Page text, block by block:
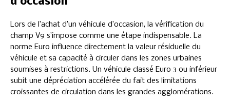
Lors de l’achat d’un véhicule d’occasion, la vérification du
champ V9 s’impose comme une étape indispensable. La
norme Euro influence directement la valeur résiduelle du
véhicule et sa capacité à circuler dans les zones urbaines
soumises à restrictions. Un véhicule classé Euro 3 ou inférieur
subit une dépréciation accélérée du fait des limitations
croissantes de circulation dans les grandes agglomérations.